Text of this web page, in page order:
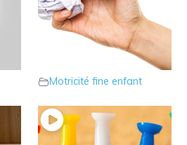
20 – Un jeu pour
développer sa
Motricité fine enfant